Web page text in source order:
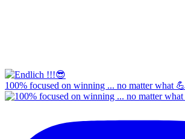
100% focused on winning ... no matter what